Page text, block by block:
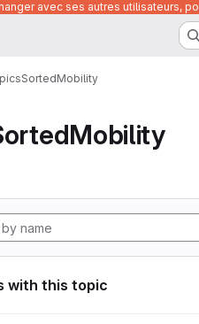
avec ses autres utilisateurs,
SortedMobility
with this topic